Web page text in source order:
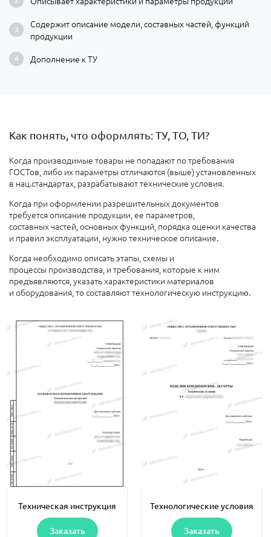
Содержит описание модели, составных частей, функций
продукции
Дополнение к ТУ
Как понять, что оформлять: ТУ, ТО, ТИ?
Когда производимые товары не попадают по требования
ГОСТов, либо их параметры отличаются (выше) установленных
в нац.стандартах, разрабатывают технические условия.
Когда при оформлении разрешительных документов
требуется описание продукции, ее параметров,
составных частей, основных функций, порядка оценки качества
и правил эксплуатации, нужно техническое описание.
Когда необходимо описать этапы, схемы и
процессы производства, и требования, которые к ним
предъявляются, указать характеристики материалов
и оборудования, то составляют технологическую инструкцию.
Техническая инструкция
Заказать
Технологические условия
Заказать